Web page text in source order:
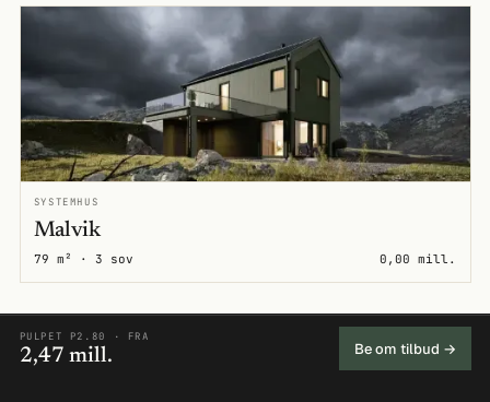
SYSTEMHUS
Malvik
79 m² · 3 sov 0,00 mill.
PULPET P2.80 · FRA
2,47 mill. Be om tilbud →